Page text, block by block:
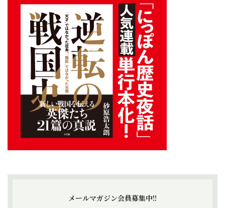
メールマガジン会員募集中!!